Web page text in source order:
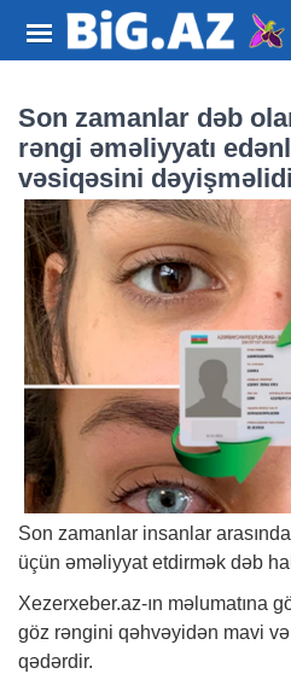
Son zamanlar dəb
rəngi əməliyyatı
vəsiqəsini
Son zamanlar insanlar
üçün əməliyyat etdirmək dəb
Xezerxeber.az-ın məlumatına
göz rəngini qəhvəyidən mavi
qədərdir.